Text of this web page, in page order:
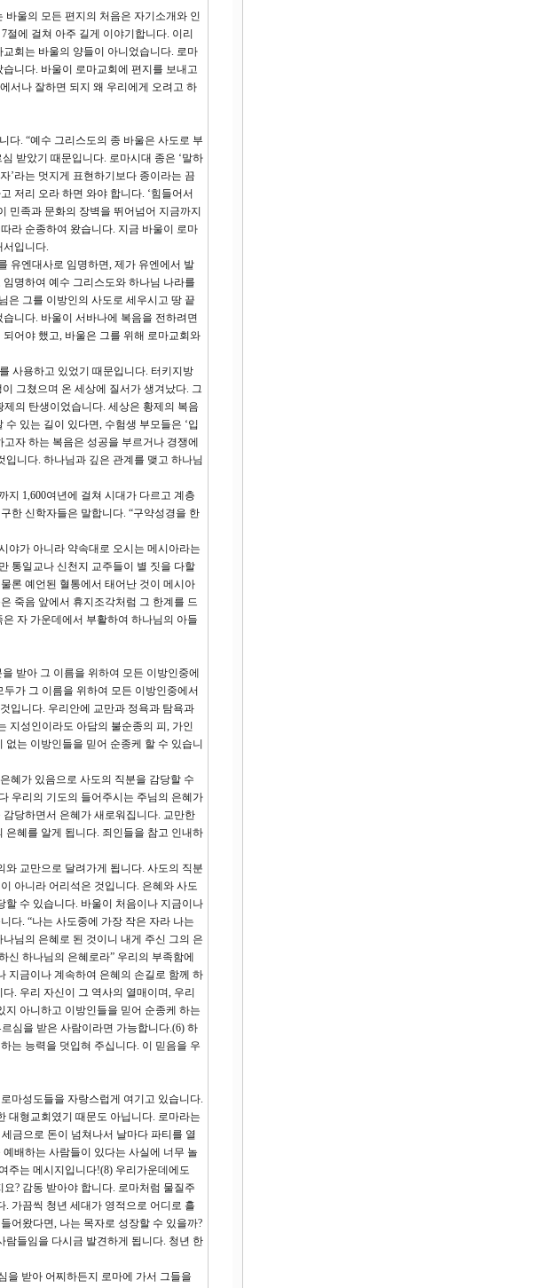
울의 모든 편지의 처음은 자기소개와 인
에 걸쳐 아주 길게 이야기합니다. 이리
회는 바울의 양들이 아니었습니다. 로마
니다. 바울이 로마교회에 편지를 보내고
서나 잘하면 되지 왜 우리에게 오려고 하
다. “예수 그리스도의 종 바울은 사도로 부
받았기 때문입니다. 로마시대 종은 ‘말하
’라는 멋지게 표현하기보다 종이라는 끔
저리 오라 하면 와야 합니다. ‘힘들어서
민족과 문화의 장벽을 뛰어넘어 지금까지
라 순종하여 왔습니다. 지금 바울이 로마
서입니다.
유엔대사로 임명하면, 제가 유엔에서 발
명하여 예수 그리스도와 하나님 나라를
은 그를 이방인의 사도로 세우시고 땅 끝
니다. 바울이 서바나에 복음을 전하려면
어야 했고, 바울은 그를 위해 로마교회와
사용하고 있었기 때문입니다. 터키지방
그쳤으며 온 세상에 질서가 생겨났다. 그
의 탄생이었습니다. 세상은 황제의 복음
있는 길이 있다면, 수험생 부모들은 ‘입
자 하는 복음은 성공을 부르거나 경쟁에
니다. 하나님과 깊은 관계를 맺고 하나님
지 1,600여년에 걸쳐 시대가 다르고 계층
한 신학자들은 말합니다. “구약성경을 한
야가 아니라 약속대로 오시는 메시아라는
통일교나 신천지 교주들이 별 짓을 다할
론 예언된 혈통에서 태어난 것이 메시아
죽음 앞에서 휴지조각처럼 그 한계를 드
자 가운데에서 부활하여 하나님의 아들
받아 그 이름을 위하여 모든 이방인중에
두가 그 이름을 위하여 모든 이방인중에서
입니다. 우리안에 교만과 정욕과 탐욕과
지성인이라도 아담의 불순종의 피, 가인
는 이방인들을 믿어 순종케 할 수 있습니
혜가 있음으로 사도의 직분을 감당할 수
우리의 기도의 들어주시는 주님의 은혜가
당하면서 은혜가 새로워집니다. 교만한
혜를 알게 됩니다. 죄인들을 참고 인내하
교만으로 달려가게 됩니다. 사도의 직분
아니라 어리석은 것입니다. 은혜와 사도
수 있습니다. 바울이 처음이나 지금이나
다. “나는 사도중에 가장 작은 자라 나는
님의 은혜로 된 것이니 내게 주신 그의 은
하나님의 은혜로라” 우리의 부족함에
지금이나 계속하여 은혜의 손길로 함께 하
. 우리 자신이 그 역사의 열매이며, 우리
아니하고 이방인들을 믿어 순종케 하는
심을 받은 사람이라면 가능합니다.(6) 하
는 능력을 덧입혀 주십니다. 이 믿음을 우
마성도들을 자랑스럽게 여기고 있습니다.
대형교회였기 때문도 아닙니다. 로마라는
금으로 돈이 넘쳐나서 날마다 파티를 열
배하는 사람들이 있다는 사실에 너무 놀
주는 메시지입니다!(8) 우리가운데에도
? 감동 받아야 합니다. 로마처럼 물질주
가끔씩 청년 세대가 영적으로 어디로 흘
어왔다면, 나는 목자로 성장할 수 있을까?
람들임을 다시금 발견하게 됩니다. 청년 한
을 받아 어찌하든지 로마에 가서 그들을